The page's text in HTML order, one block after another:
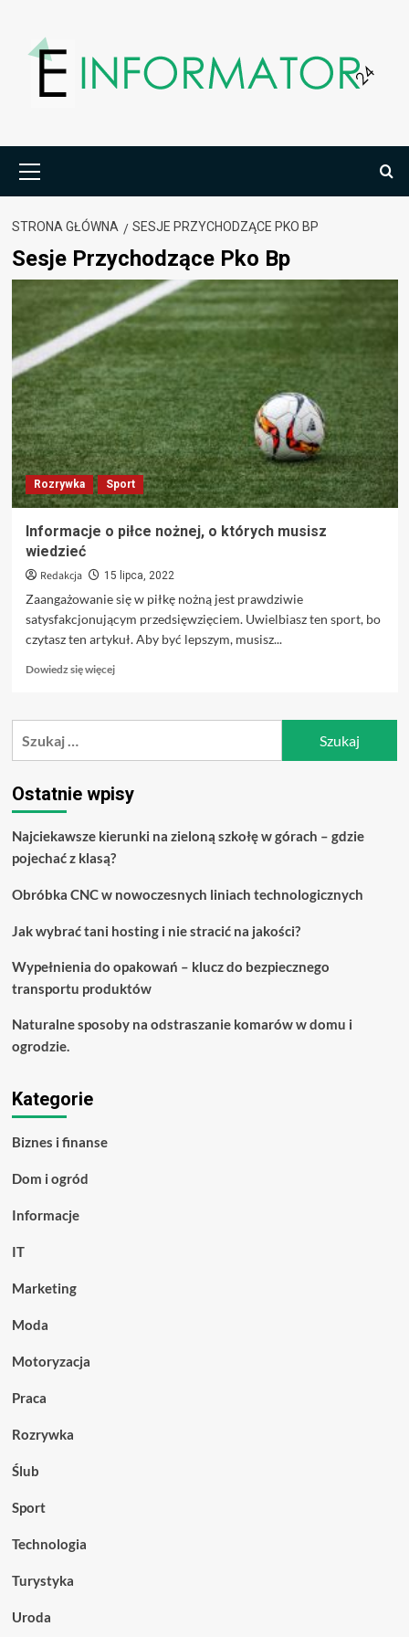
treści
główne
STRONA GŁÓWNA SESJE PRZYCHODZĄCE PKO BP
Sesje Przychodzące Pko Bp
Rozrywka Sport
Informacje o piłce nożnej, o których musisz
wiedzieć
Redakcja 15 lipca, 2022
Zaangażowanie się w piłkę nożną jest prawdziwie
satysfakcjonującym przedsięwzięciem. Uwielbiasz ten sport, bo
czytasz ten artykuł. Aby być lepszym, musisz...
Dowiedz się więcejDowiedz
o
nożnej,
musisz
wiedzieć
Ostatnie wpisy
Najciekawsze kierunki na zieloną szkołę w górach – gdzie
pojechać z klasą?
Obróbka CNC w nowoczesnych liniach technologicznych
Jak wybrać tani hosting i nie stracić na jakości?
Wypełnienia do opakowań – klucz do bezpiecznego
transportu produktów
Naturalne sposoby na odstraszanie komarów w domu i
ogrodzie.
Kategorie
Biznes i finanse
Dom i ogród
Informacje
IT
Marketing
Moda
Motoryzacja
Praca
Rozrywka
Ślub
Sport
Technologia
Turystyka
Uroda